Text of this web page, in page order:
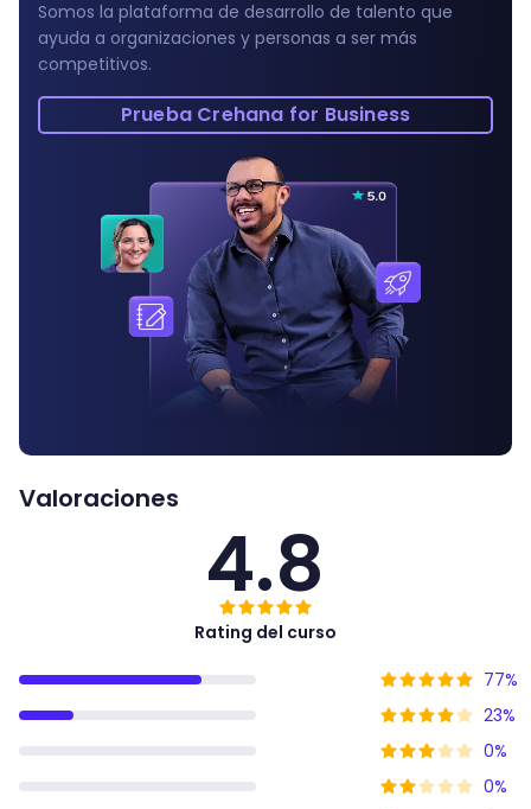
Somos la plataforma de desarrollo de talento que
ayuda a organizaciones y personas a ser más
competitivos.
Prueba Crehana for Business
Valoraciones
4.8
Rating del curso
77%
23%
0%
0%